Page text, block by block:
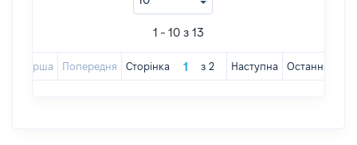
1 - 10 з 13
Перша Попередня Сторінка з 2 Наступна Остання